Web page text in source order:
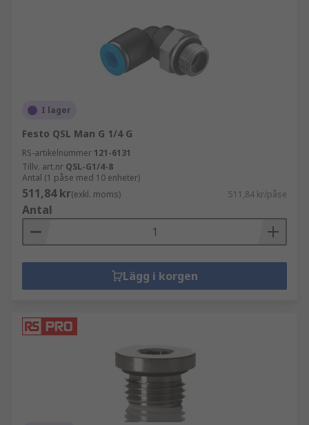
I lager
Festo QSL Man G 1/4 G
RS-artikelnummer 121-6131
Tillv. art.nr QSL-G1/4-8
Antal (1 påse med 10 enheter)
511,84 kr(exkl. moms) 511,84 kr/påse
Antal
Lägg i korgen